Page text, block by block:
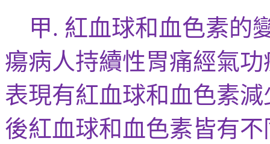
甲. 紅血球和血色素的
瘍病人持續性胃痛經氣
表現有紅血球和血色素減
後紅血球和血色素皆有